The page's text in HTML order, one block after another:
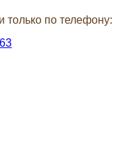
по телефону: